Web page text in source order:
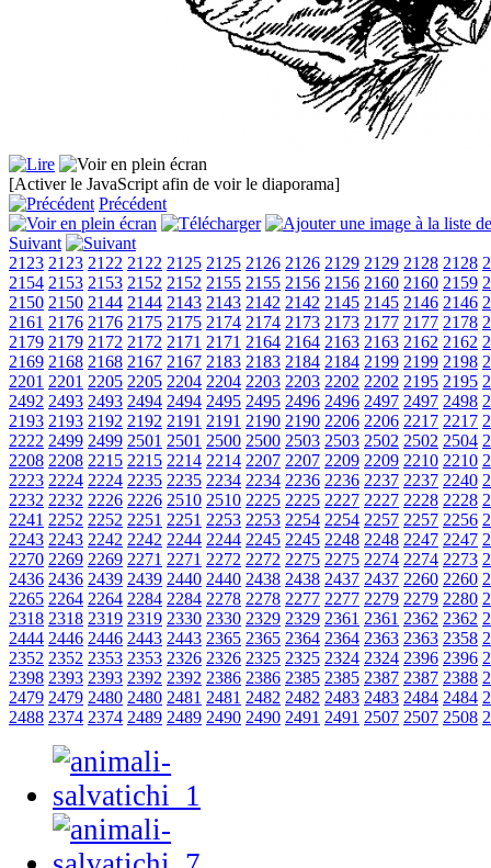
[Activer le JavaScript afin de voir le diaporama]
Précédent
Suivant
2123 2123 2122 2122 2125 2125 2126 2126 2129 2129 2128 2128
2154 2153 2153 2152 2152 2155 2155 2156 2156 2160 2160 2159
2150 2150 2144 2144 2143 2143 2142 2142 2145 2145 2146 2146
2161 2176 2176 2175 2175 2174 2174 2173 2173 2177 2177 2178
2179 2179 2172 2172 2171 2171 2164 2164 2163 2163 2162 2162
2169 2168 2168 2167 2167 2183 2183 2184 2184 2199 2199 2198
2201 2201 2205 2205 2204 2204 2203 2203 2202 2202 2195 2195
2492 2493 2493 2494 2494 2495 2495 2496 2496 2497 2497 2498
2193 2193 2192 2192 2191 2191 2190 2190 2206 2206 2217 2217
2222 2499 2499 2501 2501 2500 2500 2503 2503 2502 2502 2504
2208 2208 2215 2215 2214 2214 2207 2207 2209 2209 2210 2210
2223 2224 2224 2235 2235 2234 2234 2236 2236 2237 2237 2240
2232 2232 2226 2226 2510 2510 2225 2225 2227 2227 2228 2228
2241 2252 2252 2251 2251 2253 2253 2254 2254 2257 2257 2256
2243 2243 2242 2242 2244 2244 2245 2245 2248 2248 2247 2247
2270 2269 2269 2271 2271 2272 2272 2275 2275 2274 2274 2273
2436 2436 2439 2439 2440 2440 2438 2438 2437 2437 2260 2260
2265 2264 2264 2284 2284 2278 2278 2277 2277 2279 2279 2280
2318 2318 2319 2319 2330 2330 2329 2329 2361 2361 2362 2362
2444 2446 2446 2443 2443 2365 2365 2364 2364 2363 2363 2358
2352 2352 2353 2353 2326 2326 2325 2325 2324 2324 2396 2396
2398 2393 2393 2392 2392 2386 2386 2385 2385 2387 2387 2388
2479 2479 2480 2480 2481 2481 2482 2482 2483 2483 2484 2484
2488 2374 2374 2489 2489 2490 2490 2491 2491 2507 2507 2508